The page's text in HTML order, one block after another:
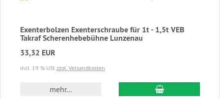
Exenterbolzen Exenterschraube für 1t - 1,5t VEB
Takraf Scherenhebebühne Lunzenau
33,32 EUR
incl. 19 % USt zzgl. Versandkosten
mehr... In den